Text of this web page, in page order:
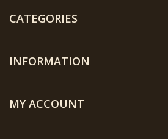
CATEGORIES
INFORMATION
MY ACCOUNT